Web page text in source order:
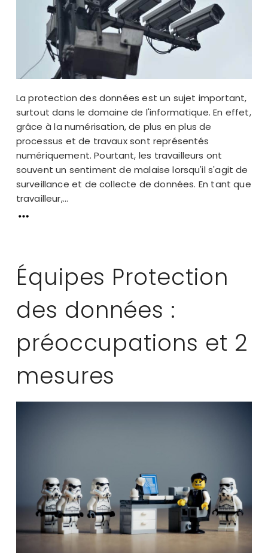
La protection des données est un sujet important,
surtout dans le domaine de l'informatique. En effet,
grâce à la numérisation, de plus en plus de
processus et de travaux sont représentés
numériquement. Pourtant, les travailleurs ont
souvent un sentiment de malaise lorsqu'il s'agit de
surveillance et de collecte de données. En tant que
travailleur,...
Équipes Protection
des données :
préoccupations et 2
mesures